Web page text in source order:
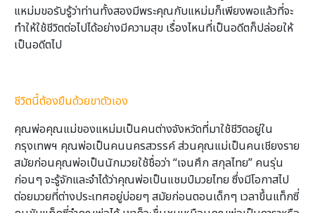
แหม่มขอรับรู้ว่าท่านทั้งสองมีพระคุณกับแหม่มก็เพียงพอแล้วที่จะ
ทำให้ใช้ชีวิตต่อไปได้อย่างมีความสุข เรื่องไหนที่เป็นอดีตก็ปล่อยให้
เป็นอดีตไป
ชีวิตนี้ต้องยืนด้วยขาตัวเอง
คุณพ่อคุณแม่ของแหม่มเป็นคนต่างจังหวัดที่มาใช้ชีวิตอยู่ใน
กรุงเทพฯ คุณพ่อเป็นคนนครสวรรค์ ส่วนคุณแม่เป็นคนเชียงราย
สมัยก่อนคุณพ่อเป็นนักมวยใช้ชื่อว่า “เจนศึก สกุลไทย” คนรุ่น
ก่อนๆ จะรู้จักและจำได้ว่าคุณพ่อเป็นแชมป์มวยไทย ซึ่งมีโอกาสไป
ต่อยมวยที่ต่างประเทศอยู่บ่อยๆ สมัยก่อนตอนเด็กๆ เวลาขึ้นแท็กซี่